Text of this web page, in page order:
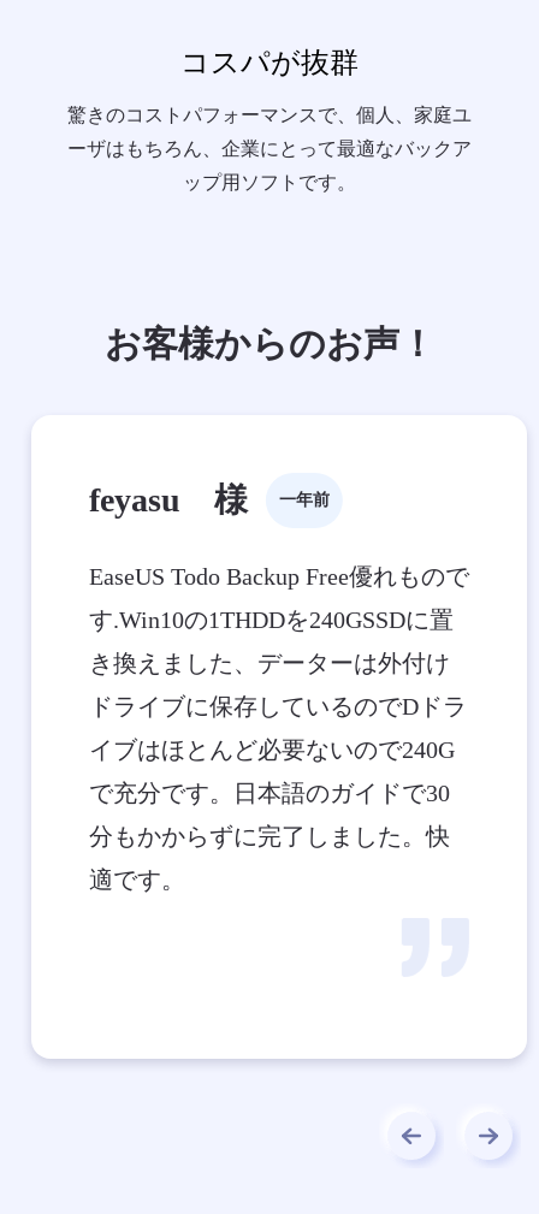
コスパが抜群
驚きのコストパフォーマンスで、個人、家庭ユ
ーザはもちろん、企業にとって最適なバックア
ップ用ソフトです。
お客様からのお声！
feyasu 様 一年前
EaseUS Todo Backup Free優れもので
す.Win10の1THDDを240GSSDに置
き換えました、データーは外付け
ドライブに保存しているのでDドラ
イブはほとんど必要ないので240G
で充分です。日本語のガイドで30
分もかからずに完了しました。快
適です。